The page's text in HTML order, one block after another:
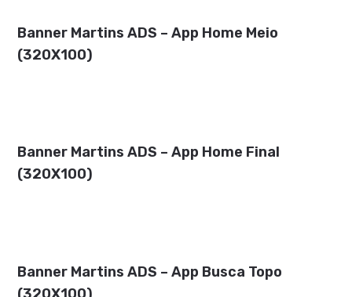
Banner Martins ADS – App Home Meio
(320X100)
Banner Martins ADS – App Home Final
(320X100)
Banner Martins ADS – App Busca Topo